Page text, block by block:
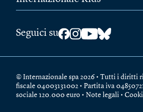
Seguici su
© Internazionale spa 2026 • Tutti i diritti
fiscale 04003131002 • Partita iva
sociale 120.000 euro • Note legali •